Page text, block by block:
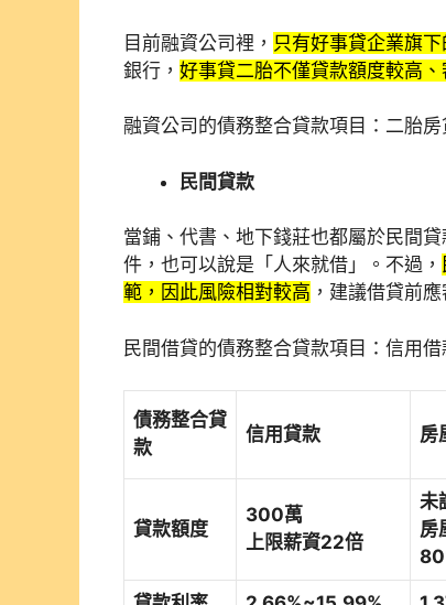
目前融資公司裡， 只有好事貸企業旗
銀行， 好事貸二胎不僅貸款額度較高
融資公司的債務整合貸款項目：二胎
民間貸款
當鋪、代書、地下錢莊也都屬於民間
件，也可以說是「人來就借」。不過，
範，因此風險相對較高 ，建議借貸前應
民間借貸的債務整合貸款項目：信用
債務整合貸
款
信用貸款 房
貸款額度
300萬
上限薪資22倍
未
房